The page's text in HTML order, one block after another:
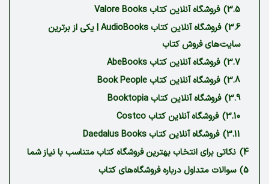
3.5) فروشگاه آنلاین کتاب Valore Books
3.6)
فروشگاه آنلاین کتاب AudioBooks | یکی از برترین
سایت‌های فروش کتاب
3.7) فروشگاه آنلاین کتاب AbeBooks
3.8) فروشگاه آنلاین کتاب Book People
3.9) فروشگاه آنلاین کتاب Booktopia
3.10) فروشگاه آنلاین کتاب Costco
3.11) فروشگاه آنلاین کتاب Daedalus Books
4) نکاتی برای انتخاب بهترین فروشگاه کتاب متناسب با نیاز شما
5) سوالات متداول درباره فروشگاه‌های کتاب